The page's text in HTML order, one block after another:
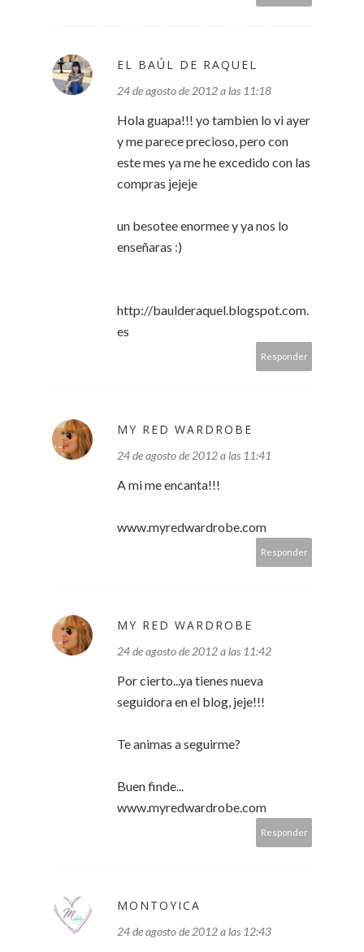
EL BAÚL DE RAQUEL
24 de agosto de 2012 a las 11:18
Hola guapa!!! yo tambien lo vi ayer
y me parece precioso, pero con
este mes ya me he excedido con las
compras jejeje
un besotee enormee y ya nos lo
enseñaras :)
http://baulderaquel.blogspot.com.
es
Responder
MY RED WARDROBE
24 de agosto de 2012 a las 11:41
A mi me encanta!!!
www.myredwardrobe.com
Responder
MY RED WARDROBE
24 de agosto de 2012 a las 11:42
Por cierto...ya tienes nueva
seguidora en el blog, jeje!!!
Te animas a seguirme?
Buen finde...
www.myredwardrobe.com
Responder
MONTOYICA
24 de agosto de 2012 a las 12:43